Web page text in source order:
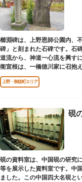
櫛淵碑は、上野恩師公園内、
碑」と刻まれた石碑です。石
道流から、神道一心流を興す
衛宣根は、一橋徳川家に召抱
衛役として仕えました。
上野・御徒町エリア
硯
硯の資料室は、中国硯の研究
等を展示した資料室です。中
ました。この中国四大名硯と